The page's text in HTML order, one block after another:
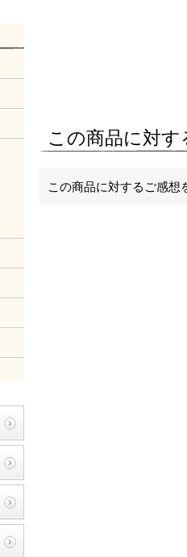
この商品に対
この商品に対するご感想